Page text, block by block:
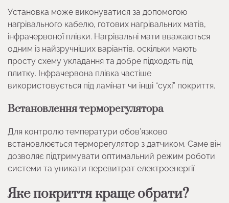
Установка може виконуватися за допомогою
нагрівального кабелю, готових нагрівальних матів,
інфрачервоної плівки. Нагрівальні мати вважаються
одним із найзручніших варіантів, оскільки мають
просту схему укладання та добре підходять під
плитку. Інфрачервона плівка частіше
використовується під ламінат чи інші “сухі” покриття.
Встановлення терморегулятора
Для контролю температури обов’язково
встановлюється терморегулятор з датчиком. Саме він
дозволяє підтримувати оптимальний режим роботи
системи та уникати перевитрат електроенергії.
Яке покриття краще обрати?